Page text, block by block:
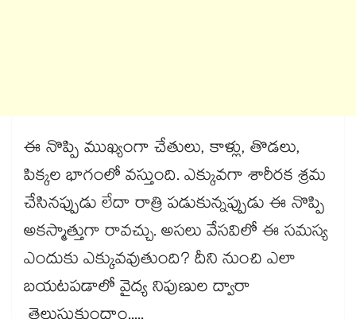
ఈ నొప్పి ముఖ్యంగా చేతులు, కాళ్లు, తొడలు,
పిక్కల భాగంలో వస్తుంది. ఎక్కువగా శారీరక శ్రమ
చేసినప్పుడు లేదా రాత్రి పడుకున్నప్పుడు ఈ నొప్పి
అకస్మాత్తుగా రావచ్చు. అసలు వేసవిలో ఈ సమస్య
ఎందుకు ఎక్కువవుతుంది? దీని నుంచి ఎలా
బయటపడాలో వైద్య నిపుణుల ద్వారా